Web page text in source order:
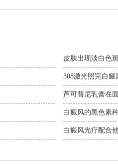
皮肤出现淡白色
308激光照完白
芦可替尼乳膏在
白癜风的黑色素
白癜风光疗配合